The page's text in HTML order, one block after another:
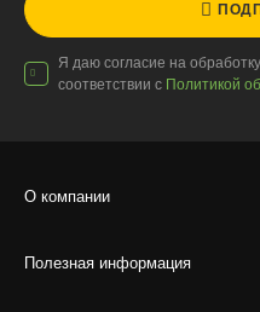
Я даю согласие на
соответствии с Политикой
О компании
Полезная информация